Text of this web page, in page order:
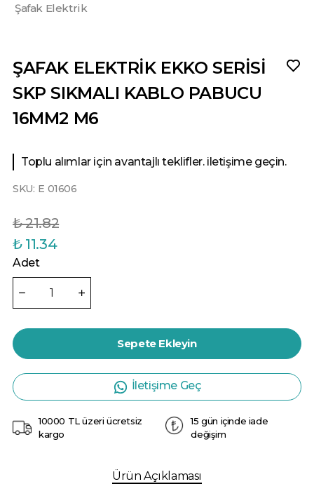
Şafak Elektrik
ŞAFAK ELEKTRİK EKKO SERİSİ
SKP SIKMALI KABLO PABUCU
16MM2 M6
Toplu alımlar için avantajlı teklifler. iletişime geçin.
SKU: E 01606
₺ 21.82
₺ 11.34
Adet
Sepete Ekleyin
İletişime Geç
10000 TL üzeri ücretsiz
kargo
15 gün içinde iade
değişim
Ürün Açıklaması